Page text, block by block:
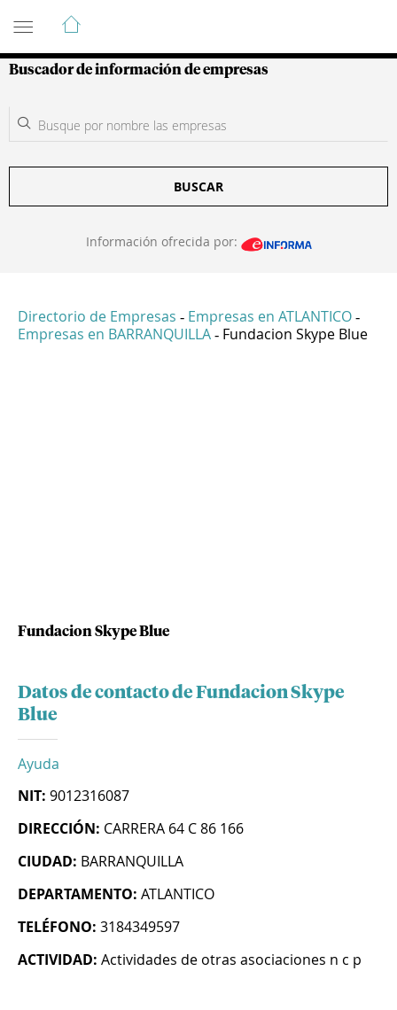
Guía de Empresas Colombianas
Buscador de información de empresas
BUSCAR
Información ofrecida por:
Directorio de Empresas - Empresas en ATLANTICO -
Empresas en BARRANQUILLA - Fundacion Skype Blue
Fundacion Skype Blue
Datos de contacto de Fundacion Skype
Blue
Ayuda
NIT: 9012316087
DIRECCIÓN: CARRERA 64 C 86 166
CIUDAD: BARRANQUILLA
DEPARTAMENTO: ATLANTICO
TELÉFONO: 3184349597
ACTIVIDAD: Actividades de otras asociaciones n c p